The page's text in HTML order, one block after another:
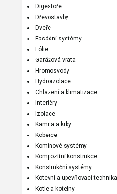
Digestoře
Dřevostavby
Dveře
Fasádní systémy
Fólie
Garážová vrata
Hromosvody
Hydroizolace
Chlazení a klimatizace
Interiéry
Izolace
Kamna a krby
Koberce
Komínové systémy
Kompozitní konstrukce
Konstrukční systémy
Kotevní a upevňovací technika
Kotle a kotelny